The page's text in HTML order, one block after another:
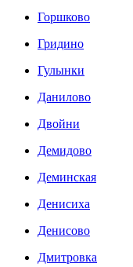
Горшково
Гридино
Гулынки
Данилово
Двойни
Демидово
Деминская
Денисиха
Денисово
Дмитровка